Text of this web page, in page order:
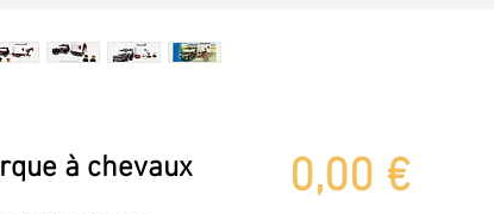
à chevaux 0,00 €Prix